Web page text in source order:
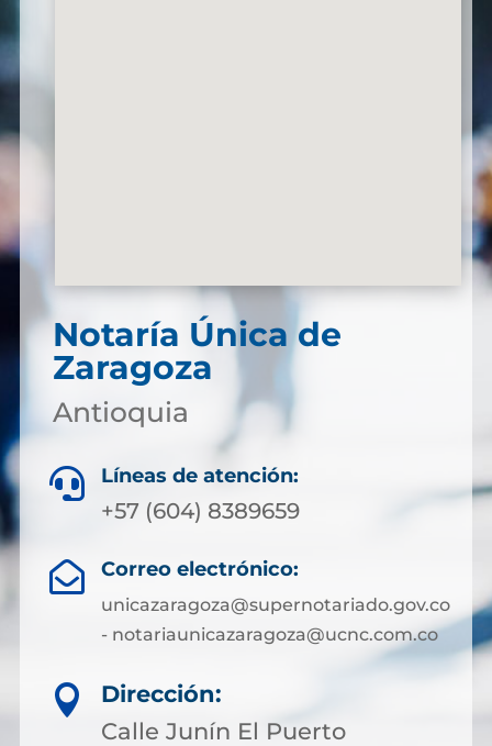
Notaría Única de
Zaragoza
Antioquia
 Líneas de atención:
+57 (604) 8389659
 Correo electrónico:
unicazaragoza@supernotariado.gov.co
- notariaunicazaragoza@ucnc.com.co

Dirección:
Calle Junín El Puerto